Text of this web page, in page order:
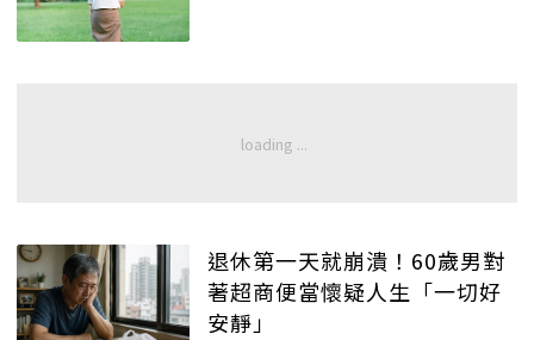
退休第一天就崩潰！60歲男對
著超商便當懷疑人生「一切好
安靜」